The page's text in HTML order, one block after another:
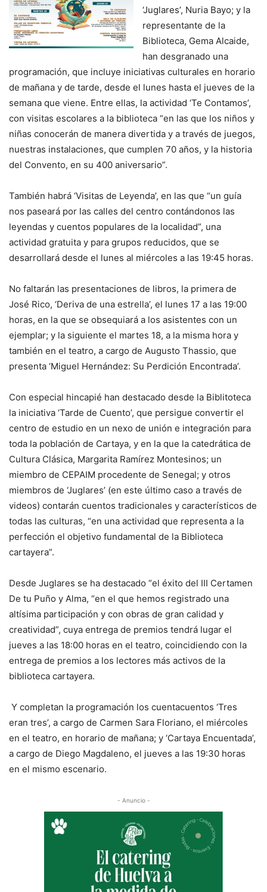
‘Juglares’, Nuria Bayo; y la
representante de la
Biblioteca, Gema Alcaide,
han desgranado una
programación, que incluye iniciativas culturales en horario
de mañana y de tarde, desde el lunes hasta el jueves de la
semana que viene. Entre ellas, la actividad ‘Te Contamos’,
con visitas escolares a la biblioteca “en las que los niños y
niñas conocerán de manera divertida y a través de juegos,
nuestras instalaciones, que cumplen 70 años, y la historia
del Convento, en su 400 aniversario”.
También habrá ‘Visitas de Leyenda’, en las que “un guía
nos paseará por las calles del centro contándonos las
leyendas y cuentos populares de la localidad”, una
actividad gratuita y para grupos reducidos, que se
desarrollará desde el lunes al miércoles a las 19:45 horas.
No faltarán las presentaciones de libros, la primera de
José Rico, ‘Deriva de una estrella’, el lunes 17 a las 19:00
horas, en la que se obsequiará a los asistentes con un
ejemplar; y la siguiente el martes 18, a la misma hora y
también en el teatro, a cargo de Augusto Thassio, que
presenta ‘Miguel Hernández: Su Perdición Encontrada’.
Con especial hincapié han destacado desde la Biblitoteca
la iniciativa ‘Tarde de Cuento’, que persigue convertir el
centro de estudio en un nexo de unión e integración para
toda la población de Cartaya, y en la que la catedrática de
Cultura Clásica, Margarita Ramírez Montesinos; un
miembro de CEPAIM procedente de Senegal; y otros
miembros de ‘Juglares’ (en este último caso a través de
videos) contarán cuentos tradicionales y característicos de
todas las culturas, “en una actividad que representa a la
perfección el objetivo fundamental de la Biblioteca
cartayera”.
Desde Juglares se ha destacado “el éxito del III Certamen
De tu Puño y Alma, “en el que hemos registrado una
altísima participación y con obras de gran calidad y
creatividad”, cuya entrega de premios tendrá lugar el
jueves a las 18:00 horas en el teatro, coincidiendo con la
entrega de premios a los lectores más activos de la
biblioteca cartayera.
Y completan la programación los cuentacuentos ‘Tres
eran tres’, a cargo de Carmen Sara Floriano, el miércoles
en el teatro, en horario de mañana; y ‘Cartaya Encuentada’,
a cargo de Diego Magdaleno, el jueves a las 19:30 horas
en el mismo escenario.
- Anuncio -